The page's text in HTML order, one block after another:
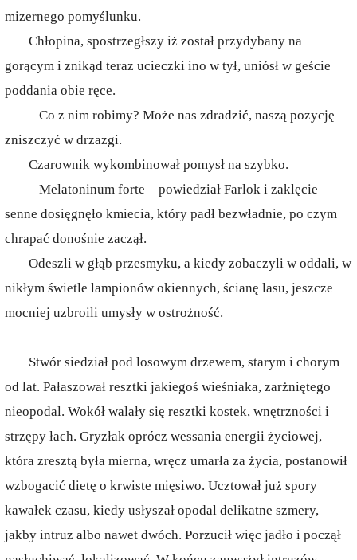
mizernego pomyślunku.
Chłopina, spostrzegłszy iż został przydybany na
gorącym i znikąd teraz ucieczki ino w tył, uniósł w geście
poddania obie ręce.
– Co z nim robimy? Może nas zdradzić, naszą pozycję
zniszczyć w drzazgi.
Czarownik wykombinował pomysł na szybko.
– Melatoninum forte – powiedział Farlok i zaklęcie
senne dosięgnęło kmiecia, który padł bezwładnie, po czym
chrapać donośnie zaczął.
Odeszli w głąb przesmyku, a kiedy zobaczyli w oddali, w
nikłym świetle lampionów okiennych, ścianę lasu, jeszcze
mocniej uzbroili umysły w ostrożność.
Stwór siedział pod losowym drzewem, starym i chorym
od lat. Pałaszował resztki jakiegoś wieśniaka, zarżniętego
nieopodal. Wokół walały się resztki kostek, wnętrzności i
strzępy łach. Gryzłak oprócz wessania energii życiowej,
która zresztą była mierna, wręcz umarła za życia, postanowił
wzbogacić dietę o krwiste mięsiwo. Ucztował już spory
kawałek czasu, kiedy usłyszał opodal delikatne szmery,
jakby intruz albo nawet dwóch. Porzucił więc jadło i począł